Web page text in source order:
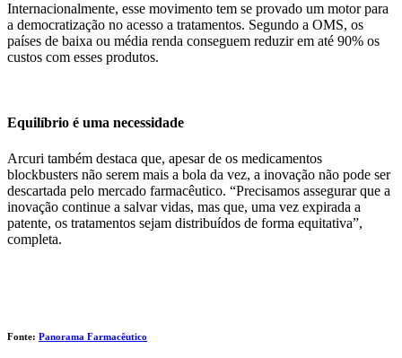
Internacionalmente, esse movimento tem se provado um motor para
a democratização no acesso a tratamentos. Segundo a OMS, os
países de baixa ou média renda conseguem reduzir em até 90% os
custos com esses produtos.
Equilíbrio é uma necessidade
Arcuri também destaca que, apesar de os medicamentos
blockbusters não serem mais a bola da vez, a inovação não pode ser
descartada pelo mercado farmacêutico. “Precisamos assegurar que a
inovação continue a salvar vidas, mas que, uma vez expirada a
patente, os tratamentos sejam distribuídos de forma equitativa”,
completa.
Fonte: Panorama Farmacêutico